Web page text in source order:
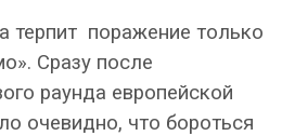
терпит поражение только
Сразу после
раунда европейской
очевидно, что бороться